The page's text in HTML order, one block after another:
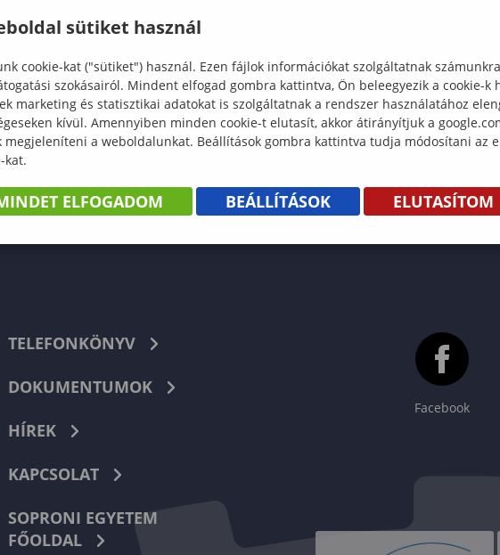
TELEFONKÖNYV
DOKUMENTUMOK
HÍREK
KAPCSOLAT
SOPRONI EGYETEM
FŐOLDAL
Facebook
sütiket használ
cookie-kat ("sütiket") használ. Ezen fájlok információkat szolgáltatnak
szokásairól. Mindent elfogad gombra kattintva, Ön beleegyezik a cookie-k
marketing és statisztikai adatokat is szolgáltatnak a rendszer használatához
kívül. Amennyiben minden cookie-t elutasít, akkor átirányítjuk a
megjeleníteni a weboldalunkat. Beállítások gombra kattintva tudja módosítani az
kat.
ELFOGADOM BEÁLLÍTÁSOK ELUTASÍTOM